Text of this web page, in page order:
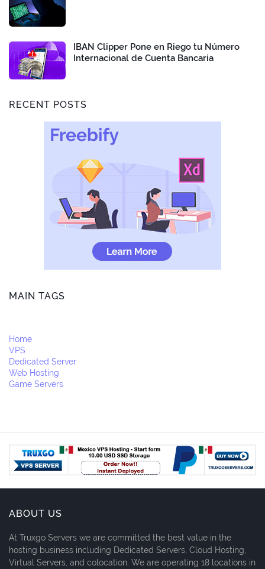
IBAN Clipper Pone en Riego tu Número
Internacional de Cuenta Bancaria
RECENT POSTS
MAIN TAGS
Home
VPS
Dedicated Server
Web Hosting
Game Servers
ABOUT US
At Truxgo Servers we are committed the best value in the
hosting business including Dedicated Servers, Cloud Hosting,
Virtual Servers, and colocation. We are operating 18 locations in